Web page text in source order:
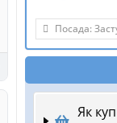
Посада:
Як